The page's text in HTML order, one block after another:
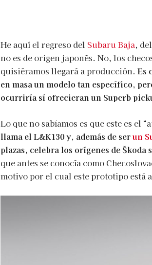
He aquí el regreso del Subaru Baja,
no es de origen japonés. No, los
quisiéramos llegará a producción. Es
en masa un modelo tan específico,
ocurriría sí ofrecieran un Superb
Lo que no sabíamos es que este es el
llama el L&K130 y, además de serun
plazas, celebra los orígenes de Škoda
que antes se conocía como
motivo por el cual este prototipo está